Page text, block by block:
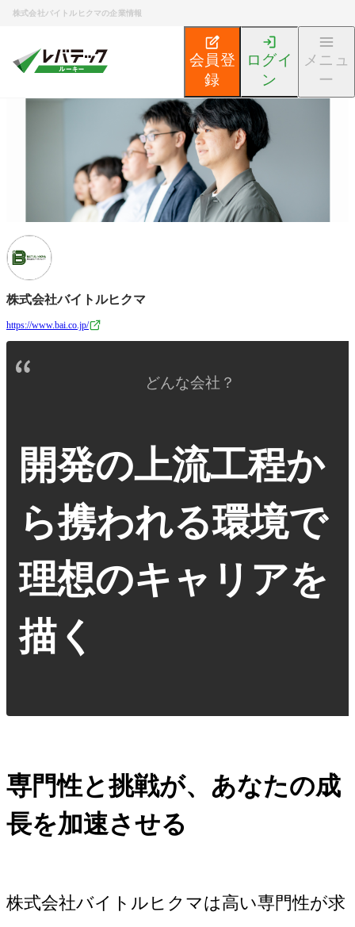
株式会社バイトルヒクマの企業情報
会員登
録
ログイ
ン
メニュ
ー
企業検索 株式会社バイトル
株式会社バイトルヒクマ
https://www.bai.co.jp/
どんな会社？
開発の上流工程か
ら携われる環境で
理想のキャリアを
描く
専門性と挑戦が、あなたの成
長を加速させる
株式会社バイトルヒクマは高い専門性が求